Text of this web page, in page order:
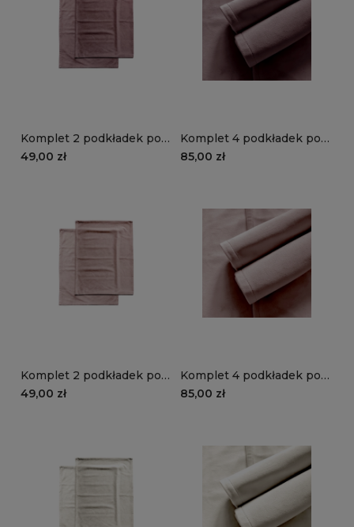
Komplet 2 podkładek pod
talerze VELVET VE2258 |
49,00 zł
Komplet 4 podkładek pod
talerze VELVET VE2258 |
85,00 zł
Komplet 2 podkładek pod
talerze VELVET VE2253 |
49,00 zł
Komplet 4 podkładek pod
talerze VELVET VE2253 |
85,00 zł